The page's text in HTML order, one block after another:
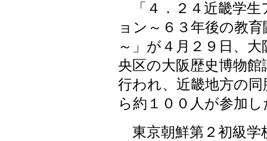
「４．２４近畿学生
ョン～６３年後の教育
～」が４月２９日、大
央区の大阪歴史博物館
行われ、近畿地方の同
ら約１００人が参加し
東京朝鮮第２初級学